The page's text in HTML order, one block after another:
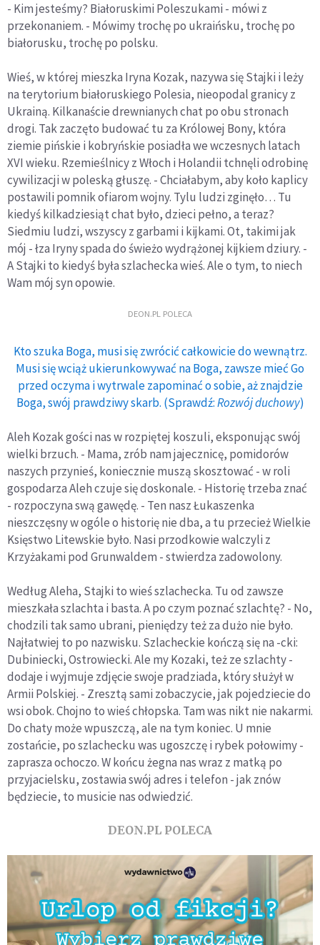
- Kim jesteśmy? Białoruskimi Poleszukami - mówi z
przekonaniem. - Mówimy trochę po ukraińsku, trochę po
białorusku, trochę po polsku.
Wieś, w której mieszka Iryna Kozak, nazywa się Stajki i leży
na terytorium białoruskiego Polesia, nieopodal granicy z
Ukrainą. Kilkanaście drewnianych chat po obu stronach
drogi. Tak zaczęto budować tu za Królowej Bony, która
ziemie pińskie i kobryńskie posiadła we wczesnych latach
XVI wieku. Rzemieślnicy z Włoch i Holandii tchnęli odrobinę
cywilizacji w poleską głuszę. - Chciałabym, aby koło kaplicy
postawili pomnik ofiarom wojny. Tylu ludzi zginęło… Tu
kiedyś kilkadziesiąt chat było, dzieci pełno, a teraz?
Siedmiu ludzi, wszyscy z garbami i kijkami. Ot, takimi jak
mój - łza Iryny spada do świeżo wydrążonej kijkiem dziury. -
A Stajki to kiedyś była szlachecka wieś. Ale o tym, to niech
Wam mój syn opowie.
DEON.PL POLECA
Kto szuka Boga, musi się zwrócić całkowicie do wewnątrz.
Musi się wciąż ukierunkowywać na Boga, zawsze mieć Go
przed oczyma i wytrwale zapominać o sobie, aż znajdzie
Boga, swój prawdziwy skarb. (Sprawdź:Rozwój duchowy)
Aleh Kozak gości nas w rozpiętej koszuli, eksponując swój
wielki brzuch. - Mama, zrób nam jajecznicę, pomidorów
naszych przynieś, koniecznie muszą skosztować - w roli
gospodarza Aleh czuje się doskonale. - Historię trzeba znać
- rozpoczyna swą gawędę. - Ten nasz Łukaszenka
nieszczęsny w ogóle o historię nie dba, a tu przecież Wielkie
Księstwo Litewskie było. Nasi przodkowie walczyli z
Krzyżakami pod Grunwaldem - stwierdza zadowolony.
Według Aleha, Stajki to wieś szlachecka. Tu od zawsze
mieszkała szlachta i basta. A po czym poznać szlachtę? - No,
chodzili tak samo ubrani, pieniędzy też za dużo nie było.
Najłatwiej to po nazwisku. Szlacheckie kończą się na -cki:
Dubiniecki, Ostrowiecki. Ale my Kozaki, też ze szlachty -
dodaje i wyjmuje zdjęcie swoje pradziada, który służył w
Armii Polskiej. - Zresztą sami zobaczycie, jak pojedziecie do
wsi obok. Chojno to wieś chłopska. Tam was nikt nie nakarmi.
Do chaty może wpuszczą, ale na tym koniec. U mnie
zostańcie, po szlachecku was ugoszczę i rybek połowimy -
zaprasza ochoczo. W końcu żegna nas wraz z matką po
przyjacielsku, zostawia swój adres i telefon - jak znów
będziecie, to musicie nas odwiedzić.
DEON.PL POLECA